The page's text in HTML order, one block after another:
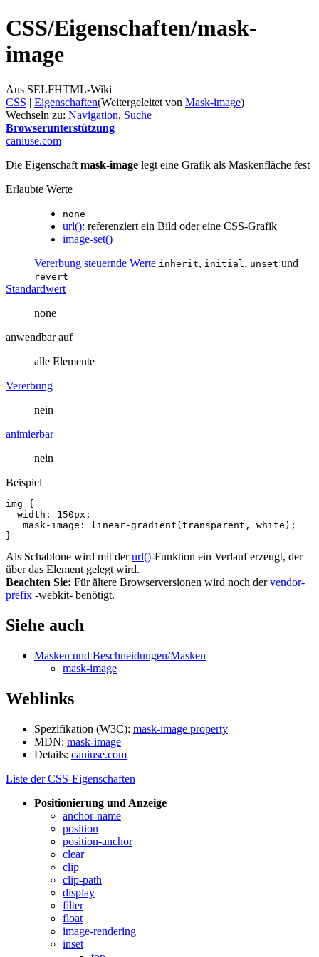
CSS/Eigenschaften/mask-
image
Aus SELFHTML-Wiki
CSS ‎ | Eigenschaften(Weitergeleitet von Mask-image)
Wechseln zu: Navigation, Suche
Browserunterstützung
caniuse.com
Die Eigenschaft mask-image legt eine Grafik als Maskenfläche fest
Erlaubte Werte
none
url(): referenziert ein Bild oder eine CSS-Grafik
image-set()
Vererbung steuernde Werte inherit, initial , unset und
revert
Standardwert
none
anwendbar auf
alle Elemente
Vererbung
nein
animierbar
nein
Beispiel
img
{
width : 150px ;
mask - image : linear-gradient ( transparent , white );
}
Als Schablone wird mit derurl()-Funktion ein Verlauf erzeugt, der
über das Element gelegt wird.
Beachten Sie: Für ältere Browserversionen wird noch dervendor-
prefix -webkit- benötigt.
Siehe auch
Masken und Beschneidungen/Masken
mask-image
Weblinks
Spezifikation (W3C): mask-image property
MDN: mask-image
Details: caniuse.com
Liste der CSS-Eigenschaften
Positionierung und Anzeige
anchor-name
position
position-anchor
clear
clip
clip-path
display
filter
float
image-rendering
inset